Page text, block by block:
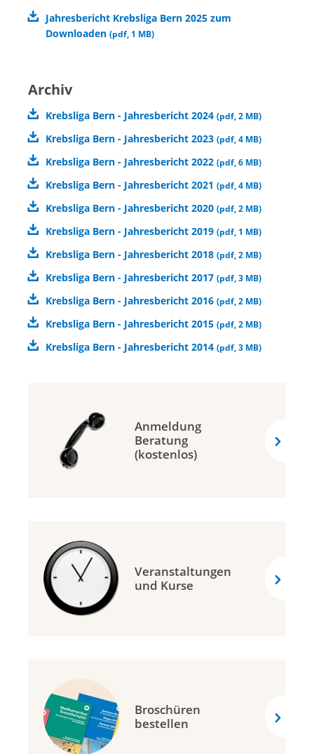
Jahresbericht Krebsliga Bern 2025 zum
Downloaden (pdf, 1 MB)
Archiv
Krebsliga Bern - Jahresbericht 2024 (pdf,2 MB)
Krebsliga Bern - Jahresbericht 2023 (pdf,4 MB)
Krebsliga Bern - Jahresbericht 2022 (pdf,6 MB)
Krebsliga Bern - Jahresbericht 2021 (pdf,4 MB)
Krebsliga Bern - Jahresbericht 2020 (pdf,2 MB)
Krebsliga Bern - Jahresbericht 2019 (pdf, 1 MB)
Krebsliga Bern - Jahresbericht 2018 (pdf,2 MB)
Krebsliga Bern - Jahresbericht 2017 (pdf,3 MB)
Krebsliga Bern - Jahresbericht 2016 (pdf,2 MB)
Krebsliga Bern - Jahresbericht 2015 (pdf,2 MB)
Krebsliga Bern - Jahresbericht 2014 (pdf,3 MB)
Anmeldung
Beratung
(kostenlos)
Veranstaltungen
und Kurse
Broschüren
bestellen